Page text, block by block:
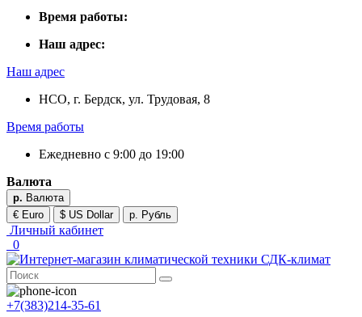
Время работы:
Наш адрес:
Наш адрес
НСО, г. Бердск, ул. Трудовая, 8
Время работы
Ежедневно с 9:00 до 19:00
Валюта
р. Валюта
€ Euro
$ US Dollar р. Рубль
Личный кабинет
0
+7(383)214-35-61